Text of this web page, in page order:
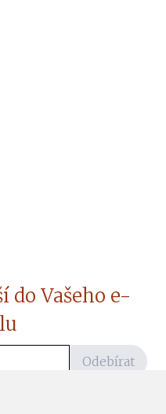
do Vašeho e-
Odebírat
zpráv ze ČtiDoma.cz do mé e-